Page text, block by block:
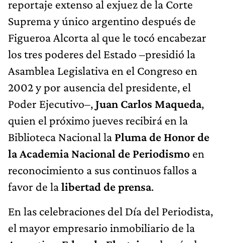
reportaje extenso al exjuez de la Corte
Suprema y único argentino después de
Figueroa Alcorta al que le tocó encabezar
los tres poderes del Estado –presidió la
Asamblea Legislativa en el Congreso en
2002 y por ausencia del presidente, el
Poder Ejecutivo–,Juan Carlos Maqueda,
quien el próximo jueves recibirá en la
Biblioteca Nacional la Pluma de Honor de
la Academia Nacional de Periodismo en
reconocimiento a sus continuos fallos a
favor de lalibertad de prensa.
En las celebraciones del Día del Periodista,
el mayor empresario inmobiliario de la